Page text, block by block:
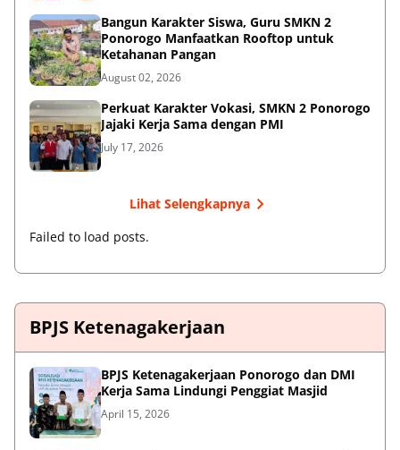
Bangun Karakter Siswa, Guru SMKN 2
Ponorogo Manfaatkan Rooftop untuk
Ketahanan Pangan
August 02, 2026
Perkuat Karakter Vokasi, SMKN 2 Ponorogo
Jajaki Kerja Sama dengan PMI
July 17, 2026
Lihat Selengkapnya
Failed to load posts.
BPJS Ketenagakerjaan
BPJS Ketenagakerjaan Ponorogo dan DMI
Kerja Sama Lindungi Penggiat Masjid
April 15, 2026